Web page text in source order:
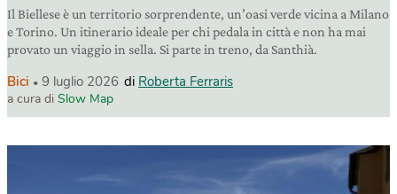
Il Biellese è un territorio sorprendente, un’oasi verde vicina a Milano
e Torino. Un itinerario ideale per chi pedala in città e non ha mai
provato un viaggio in sella. Si parte in treno, da Santhià.
Bici 9 luglio 2026 di Roberta Ferraris
a cura di Slow Map